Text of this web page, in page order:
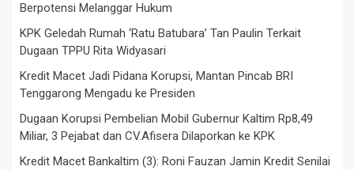
Berpotensi Melanggar Hukum
KPK Geledah Rumah ‘Ratu Batubara’ Tan Paulin Terkait
Dugaan TPPU Rita Widyasari
Kredit Macet Jadi Pidana Korupsi, Mantan Pincab BRI
Tenggarong Mengadu ke Presiden
Dugaan Korupsi Pembelian Mobil Gubernur Kaltim Rp8,49
Miliar, 3 Pejabat dan CV.Afisera Dilaporkan ke KPK
Kredit Macet Bankaltim (3): Roni Fauzan Jamin Kredit Senilai